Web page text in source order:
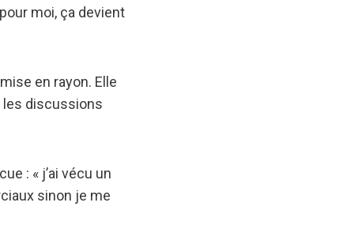
moi, ça devient
en rayon. Elle
les discussions
: « j’ai vécu un
sinon je me